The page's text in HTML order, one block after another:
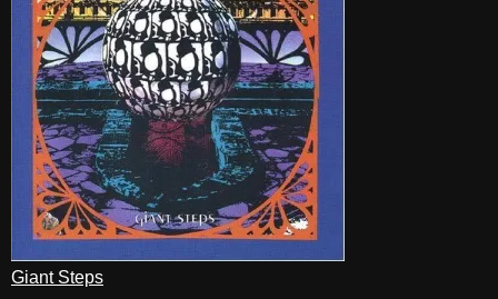
Giant Steps